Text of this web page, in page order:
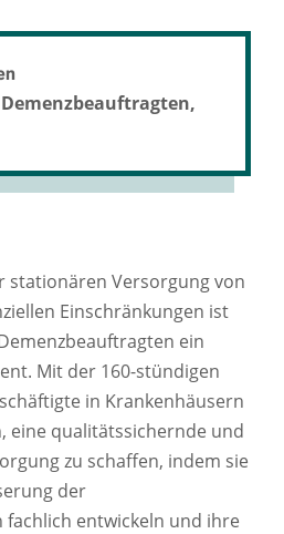
stationären Versorgung von
Einschränkungen ist
ein
Mit der 160-stündigen
in Krankenhäusern
eine qualitätssichernde und
zu schaffen, indem sie
der
entwickeln und ihre